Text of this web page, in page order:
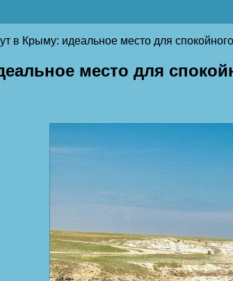
в Крыму: идеальное место для
место для